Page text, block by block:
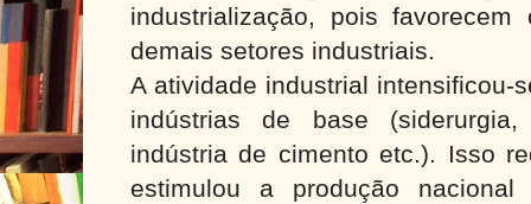
industrialização, pois
demais setores industriais.
A atividade industrial intensificou-
indústrias de base (siderurgia,
indústria de cimento etc.). Isso
estimulou a produção